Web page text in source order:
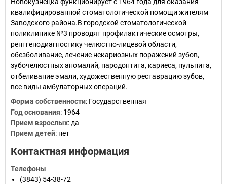
квалифицированной стоматологической помощи жителям
Заводского района.В городской стоматологической
поликлинике №3 проводят профилактические осмотры,
рентгенодиагностику челюстно-лицевой области,
обезболивание, лечение некариозных поражений зубов,
зубочелюстных аномалий, пародонтита, кариеса, пульпита,
отбеливание эмали, художественную реставрацию зубов,
все виды амбулаторных операций.
Форма собственности: Государственная
Год основания: 1964
Прием взрослых: да
Прием детей: нет
Контактная информация
Телефоны
(3843) 54-38-72